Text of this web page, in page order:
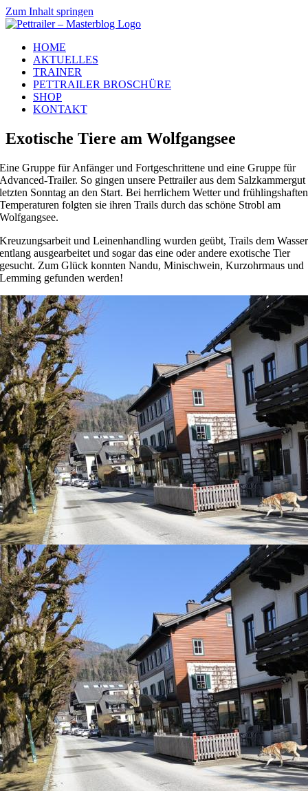
Zum Inhalt springen
HOME
AKTUELLES
TRAINER
PETTRAILER BROSCHÜRE
SHOP
KONTAKT
Exotische Tiere am Wolfgangsee
Eine Gruppe für Anfänger und Fortgeschrittene und eine Gruppe für
Advanced-Trailer. So gingen unsere Pettrailer aus dem Salzkammergut
letzten Sonntag an den Start. Bei herrlichem Wetter und frühlingshaften
Temperaturen folgten sie ihren Trails durch das schöne Strobl am
Wolfgangsee.
Kreuzungsarbeit und Leinenhandling wurden geübt, Trails dem Wasser
entlang ausgearbeitet und sogar das eine oder andere exotische Tier
gesucht. Zum Glück konnten Nandu, Minischwein, Kurzohrmaus und
Lemming gefunden werden!